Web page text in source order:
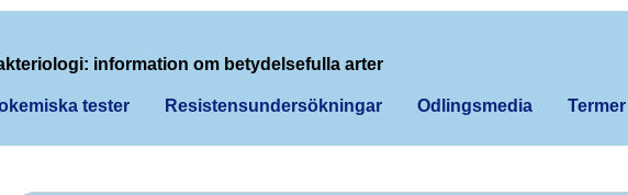
information om betydelsefulla arter
tester Resistensundersökningar Odlingsmedia Termer